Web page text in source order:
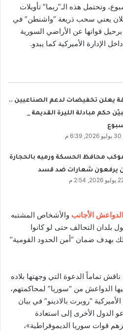
وتحتمل هذه الـ”ربما” تأويلات
يعني سحب ذريعة “واشنطن” في
قواتها عن الأراضي السورية
الإدارة الأميركية كما يبدو.
يعلن تخفيضات لدعم الصناعيين ..
حكم مبادلة الليرة القديمة _
محافظ الحسكة ورميه بالحجارة
يرفعون شعارات ضد قسد
الأجانب والأشخاص المشتبه
بلدان التحالف حتى لو كانوا
بهدف ضمان “أمن الحدود القومية”
تماماً الدعوة التي وجهتها بلاده
الدواعش من “سوريا” لمحاكمتهم،
“روبرت بالادينو” في بيان
الدول الأخرى إلى استعادة
قوات سوريا الديموقراطية»،